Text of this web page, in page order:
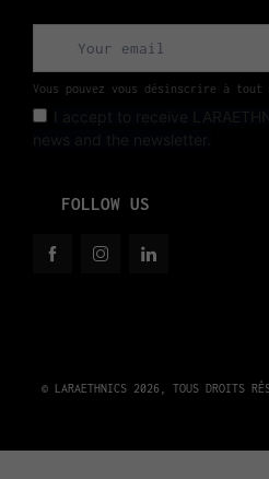
Vous pouvez vous désinscrire à tout
I accept to receive
news and the newsletter.
FOLLOW US
© LARAETHNICS 2026, TOUS DROITS